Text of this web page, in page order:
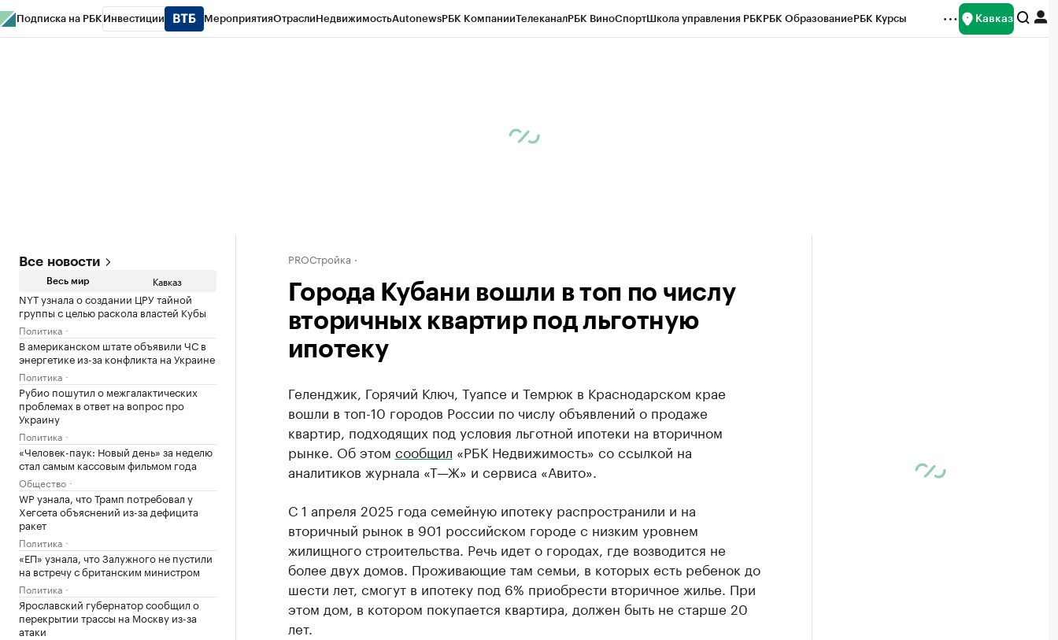
Подписка на РБК Инвестиции МероприятияОтраслиНедвижимостьAutonewsРБК КомпанииТелеканалРБК ВиноСпортШкола управления РБКРБК ОбразованиеРБК Курсы Кавказ
Все новости
Весь мир Кавказ
NYT узнала о создании ЦРУ тайной
группы с целью раскола властей Кубы
Политика
В американском штате объявили ЧС в
энергетике из-за конфликта на Украине
Политика
Рубио пошутил о межгалактических
проблемах в ответ на вопрос про
Украину
Политика
«Человек-паук: Новый день» за неделю
стал самым кассовым фильмом года
Общество
WP узнала, что Трамп потребовал у
Хегсета объяснений из-за дефицита
ракет
Политика
«ЕП» узнала, что Залужного не пустили
на встречу с британским министром
Политика
Ярославский губернатор сообщил о
перекрытии трассы на Москву из-за
атаки
PROСтройка
Города Кубани вошли в топ по числу
вторичных квартир под льготную
ипотеку
Геленджик, Горячий Ключ, Туапсе и Темрюк в Краснодарском крае
вошли в топ-10 городов России по числу объявлений о продаже
квартир, подходящих под условия льготной ипотеки на вторичном
рынке. Об этом сообщил «РБК Недвижимость» со ссылкой на
аналитиков журнала «Т—Ж» и сервиса «Авито».
С 1 апреля 2025 года семейную ипотеку распространили и на
вторичный рынок в 901 российском городе с низким уровнем
жилищного строительства. Речь идет о городах, где возводится не
более двух домов. Проживающие там семьи, в которых есть ребенок до
шести лет, смогут в ипотеку под 6% приобрести вторичное жилье. При
этом дом, в котором покупается квартира, должен быть не старше 20
лет.